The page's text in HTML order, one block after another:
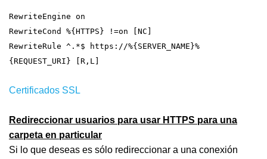
RewriteEngine on
RewriteCond %{HTTPS} !=on [NC]
RewriteRule ^.*$ https://%{SERVER_NAME}%
{REQUEST_URI} [R,L]
Certificados SSL
Redireccionar usuarios para usar HTTPS para una
carpeta en particular
Si lo que deseas es sólo redireccionar a una conexión